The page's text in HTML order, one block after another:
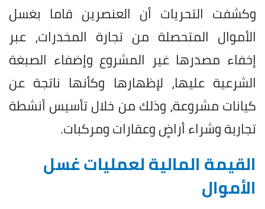
وكشفت التحريات أن العنصرين قاما بغسل
الأموال المتحصلة من تجارة المخدرات، عبر
إخفاء مصدرها غير المشروع وإضفاء الصبغة
الشرعية عليها، لإظهارها وكأنها ناتجة عن
كيانات مشروعة، وذلك من خلال تأسيس أنشطة
تجارية وشراء أراضٍ وعقارات ومركبات.
القيمة المالية لعمليات غسل
الأموال